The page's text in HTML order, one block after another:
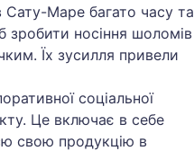
Сату-Маре багато часу та
зробити носіння шоломів
Їх зусилля привели
соціальної
Це включає в себе
свою продукцію в